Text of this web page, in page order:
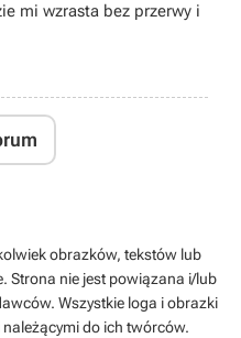
mi wzrasta bez przerwy i
obrazków, tekstów lub
Strona nie jest powiązana i/lub
Wszystkie loga i obrazki
do ich twórców.